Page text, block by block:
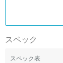
スペック
スペック表
CPUの絞り込み
OS
OSの絞り込み